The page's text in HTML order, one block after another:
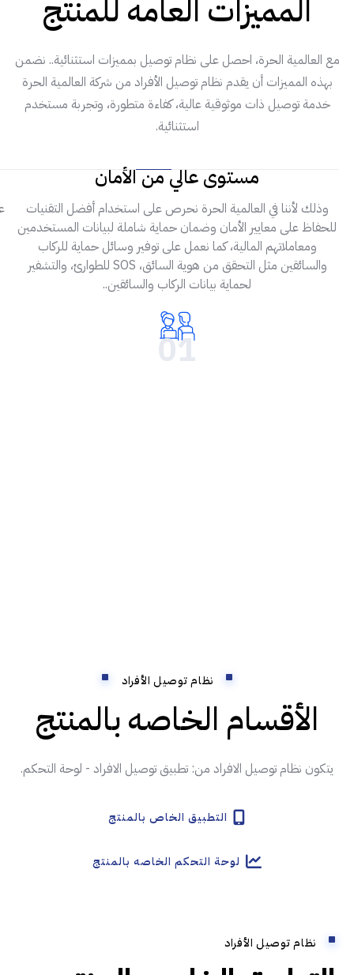
المميزات العامه للمنتج
مع العالمية الحرة، احصل على نظام توصيل بمميزات استثنائية.. نضمن
بهذه المميزات أن يقدم نظام توصيل الأفراد من شركة العالمية الحرة
خدمة توصيل ذات موثوقية عالية، كفاءة متطورة، وتجربة مستخدم
استثنائية.
مستوى عالي من الأمان
وذلك لأننا في العالمية الحرة نحرص على استخدام أفضل التقنيات
للحفاظ على معايير الأمان وضمان حماية شاملة لبيانات المستخدمين
ومعاملاتهم المالية، كما نعمل على توفير وسائل حماية للركاب
والسائقين مثل التحقق من هوية السائق، SOS للطوارئ، والتشفير
لحماية بيانات الركاب والسائقين..
01
نظام توصيل الأفراد
الأقسام الخاصه بالمنتج
يتكون نظام توصيل الافراد من: تطبيق توصيل الافراد - لوحة التحكم.
التطبيق الخاص بالمنتج
لوحة التحكم الخاصه بالمنتج
نظام توصيل الأفراد